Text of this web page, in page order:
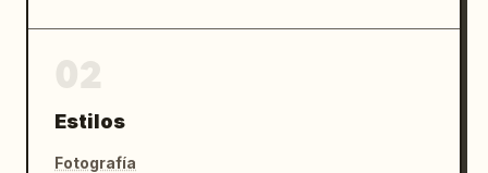
Estilos
Fotografía